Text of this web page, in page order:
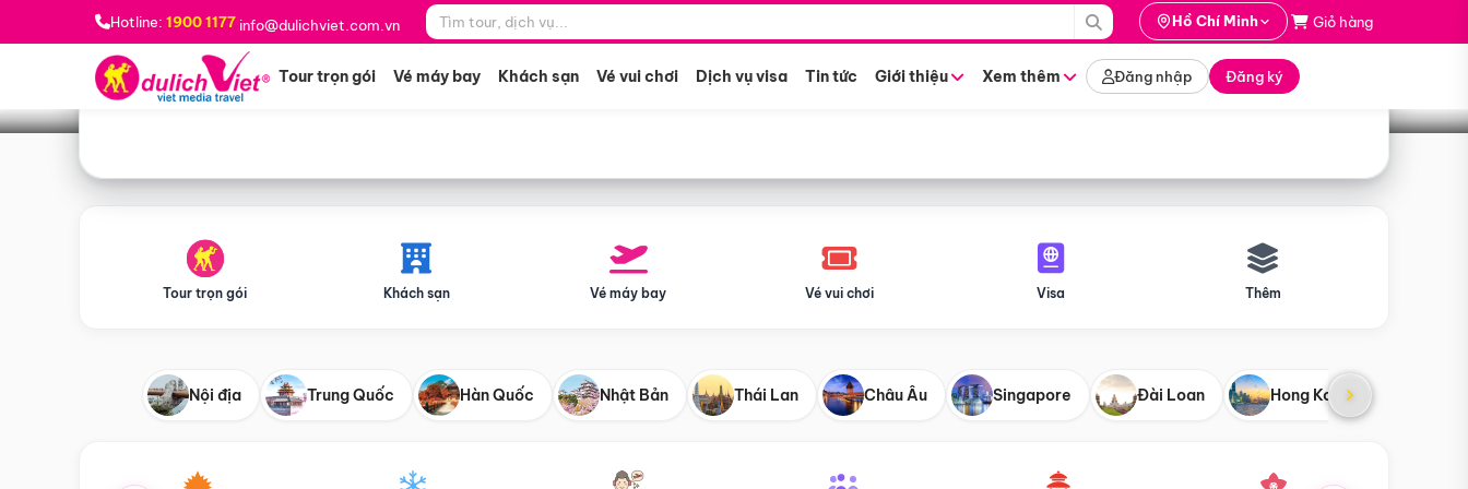
Hotline: 1900 1177 info@dulichviet.com.vn Hồ Chí Minh Giỏ hàng
Tour trọn gói Vé máy bay Khách sạn Vé vui chơi Dịch vụ visa Tin tức Giới thiệu Xem thêm Đăng nhập Đăng ký
Bạn muốn đi đâu? *
Tìm tour
Tour trọn gói Khách sạn Vé máy bay Vé vui chơi Visa Thêm
Nội địa Trung Quốc Hàn Quốc Nhật Bản Thái Lan Châu Âu Singapore Đài Loan Hong Kong